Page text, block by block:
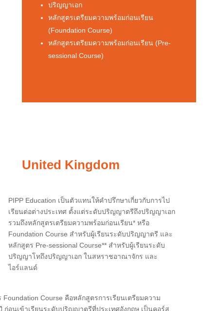
ปริญญาเอก
หลักสูตรเตรียมความพร้อมก่อนเรียน
(Foundation Course)
หลักสูตรเตรียมความพร้อมก่อนเรียน (Pre-
sessional Course)
United Kingdom
PIPP Education เป็นตัวแทนให้คำปรึกษาเกี่ยวกับการไป
เรียนต่อต่างประเทศ ตั้งแต่ระดับปริญญาตรีถึงปริญญาเอก
รวมถึงหลักสูตรเตรียมความพร้อมก่อนเรียน* หรือ
Foundation Course สำหรับผู้เรียนระดับปริญญาตรี และ
หลักสูตร Pre-sessional Course** สำหรับผู้เรียนระดับ
ปริญญาโทถึงปริญญาเอก ในสหราชอาณาจักร และ
ไอร์แลนด์
Foundation Course คือหลักสูตรการเรียนเตรียมความ
ก่อนเข้าเรียนระดับปริญญาตรีที่ประเทศอังกฤษ เป็นคอร์ส